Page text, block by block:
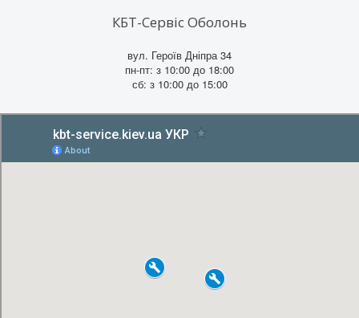
КБТ-Сервіс Оболонь
вул. Героїв Дніпра 34
пн-пт: з 10:00 до 18:00
сб: з 10:00 до 15:00